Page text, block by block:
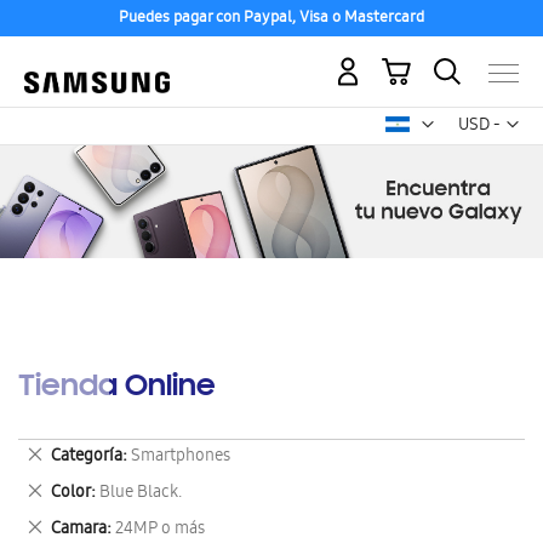
Puedes pagar con Paypal, Visa o Mastercard
USD -
dólar
Mi carrito
Tienda Online
Categoría Smartphones
Eliminar
este
artículo
Color Blue Black.
Eliminar
este
Camara 24MP o más
Eliminar